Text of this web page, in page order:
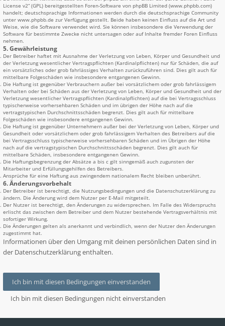
License v2“ (GPL) bereitgestellten Foren-Software von phpBB Limited (www.phpbb.com)
handelt; deutschsprachige Informationen werden durch die deutschsprachige Community
unter www.phpbb.de zur Verfügung gestellt. Beide haben keinen Einfluss auf die Art und
Weise, wie die Software verwendet wird. Sie können insbesondere die Verwendung der
Software für bestimmte Zwecke nicht untersagen oder auf Inhalte fremder Foren Einfluss
nehmen.
5. Gewährleistung
Der Betreiber haftet mit Ausnahme der Verletzung von Leben, Körper und Gesundheit und
der Verletzung wesentlicher Vertragspflichten (Kardinalpflichten) nur für Schäden, die auf
ein vorsätzliches oder grob fahrlässiges Verhalten zurückzuführen sind. Dies gilt auch für
mittelbare Folgeschäden wie insbesondere entgangenen Gewinn.
Die Haftung ist gegenüber Verbrauchern außer bei vorsätzlichem oder grob fahrlässigem
Verhalten oder bei Schäden aus der Verletzung von Leben, Körper und Gesundheit und der
Verletzung wesentlicher Vertragspflichten (Kardinalpflichten) auf die bei Vertragsschluss
typischerweise vorhersehbaren Schäden und im übrigen der Höhe nach auf die
vertragstypischen Durchschnittsschäden begrenzt. Dies gilt auch für mittelbare
Folgeschäden wie insbesondere entgangenen Gewinn.
Die Haftung ist gegenüber Unternehmern außer bei der Verletzung von Leben, Körper und
Gesundheit oder vorsätzlichem oder grob fahrlässigem Verhalten des Betreibers auf die
bei Vertragsschluss typischerweise vorhersehbaren Schäden und im Übrigen der Höhe
nach auf die vertragstypischen Durchschnittsschäden begrenzt. Dies gilt auch für
mittelbare Schäden, insbesondere entgangenen Gewinn.
Die Haftungsbegrenzung der Absätze a bis c gilt sinngemäß auch zugunsten der
Mitarbeiter und Erfüllungsgehilfen des Betreibers.
Ansprüche für eine Haftung aus zwingendem nationalem Recht bleiben unberührt.
6. Änderungsvorbehalt
Der Betreiber ist berechtigt, die Nutzungsbedingungen und die Datenschutzerklärung zu
ändern. Die Änderung wird dem Nutzer per E-Mail mitgeteilt.
Der Nutzer ist berechtigt, den Änderungen zu widersprechen. Im Falle des Widerspruchs
erlischt das zwischen dem Betreiber und dem Nutzer bestehende Vertragsverhältnis mit
sofortiger Wirkung.
Die Änderungen gelten als anerkannt und verbindlich, wenn der Nutzer den Änderungen
zugestimmt hat.
Informationen über den Umgang mit deinen persönlichen Daten sind in
der Datenschutzerklärung enthalten.